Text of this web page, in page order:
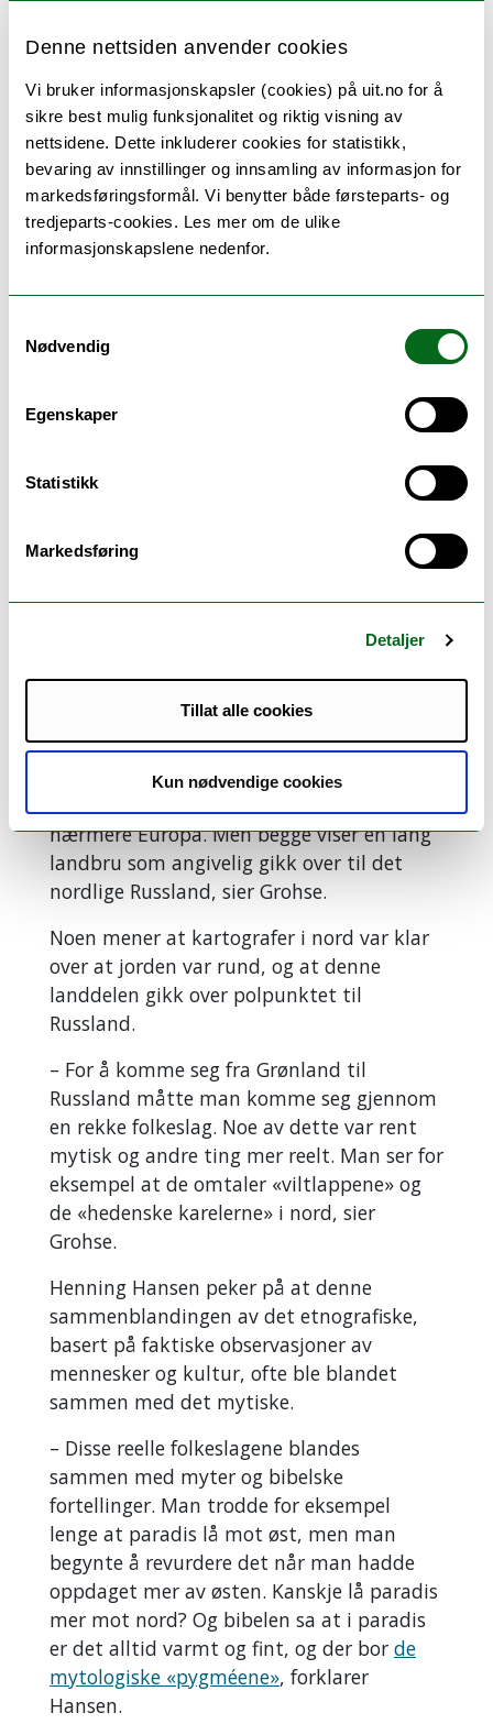
Denne nettsiden anvender cookies
Vi bruker informasjonskapsler (cookies) på uit.no for å
sikre best mulig funksjonalitet og riktig visning av
nettsidene. Dette inkluderer cookies for statistikk,
bevaring av innstillinger og innsamling av informasjon for
markedsføringsformål. Vi benytter både førsteparts- og
tredjeparts-cookies. Les mer om de ulike
informasjonskapslene nedenfor.
Nødvendig
Egenskaper
Statistikk
Markedsføring
Detaljer
Tillat alle cookies
Kun nødvendige cookies
øyer, sier Grohse.
Denne oppfattelsen hang med til midten
av 1500-tallet. Fra da tegnes Grønland
stadig oftere som en frittstående øy i
havet.
«Pygméene» bor i nord
Den tyske kartografen Nicolaus Germanus
lagde det første trykte kartet over
nordområdene, ca. år 1482. Blant hans
kilder var et utrykket manuskriptkart som
dansken Claudius Clavus hadde laget noen
– Hos Clavus ser vi at Grønland er plassert
riktig på kartet, vest i havet og vest for
Island, mens Germanus flyttet landet
nærmere Europa. Men begge viser en lang
landbru som angivelig gikk over til det
nordlige Russland, sier Grohse.
Noen mener at kartografer i nord var klar
over at jorden var rund, og at denne
landdelen gikk over polpunktet til
Russland.
– For å komme seg fra Grønland til
Russland måtte man komme seg gjennom
en rekke folkeslag. Noe av dette var rent
mytisk og andre ting mer reelt. Man ser for
eksempel at de omtaler «viltlappene» og
de «hedenske karelerne» i nord, sier
Grohse.
Henning Hansen peker på at denne
sammenblandingen av det etnografiske,
basert på faktiske observasjoner av
mennesker og kultur, ofte ble blandet
sammen med det mytiske.
– Disse reelle folkeslagene blandes
sammen med myter og bibelske
fortellinger. Man trodde for eksempel
lenge at paradis lå mot øst, men man
begynte å revurdere det når man hadde
oppdaget mer av østen. Kanskje lå paradis
mer mot nord? Og bibelen sa at i paradis
er det alltid varmt og fint, og der bor de
mytologiske «pygméene», forklarer
Hansen.